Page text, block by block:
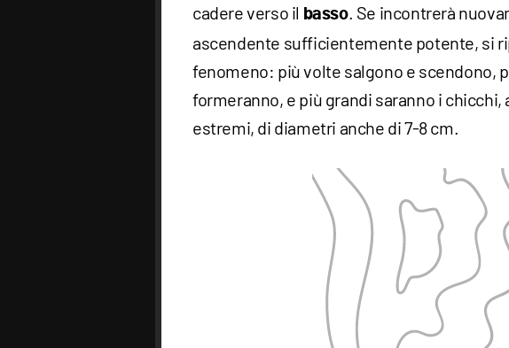
cadere verso il basso. Se incontrerà
ascendente sufficientemente potente, si
fenomeno: più volte salgono e scendono,
formeranno, e più grandi saranno i chicchi,
estremi, di diametri anche di 7-8 cm.